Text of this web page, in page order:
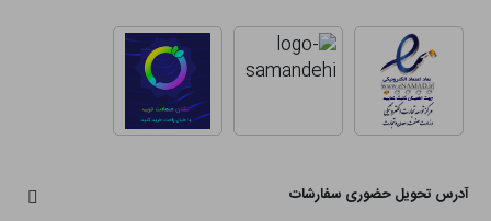
آدرس تحویل حضوری سفارشات